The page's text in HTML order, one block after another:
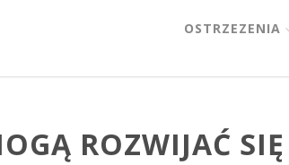
OSTRZEZENIA
ROZWIJAĆ SIĘ